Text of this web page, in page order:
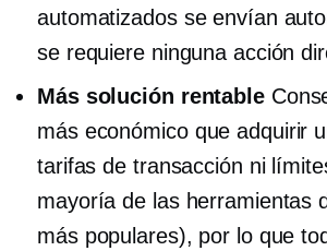
automatizados se envían
se requiere ninguna acción
Más solución rentable
más económico que adquirir
tarifas de transacción ni
mayoría de las herramientas
más populares), por lo que